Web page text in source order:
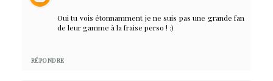
Oui tu vois étonnamment je ne suis pas une grande fan
de leur gamme à la fraise perso ! :)
RÉPONDRE